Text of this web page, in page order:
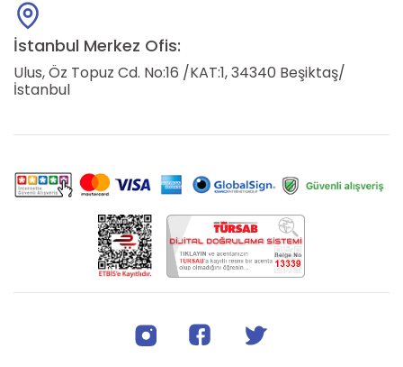
İstanbul Merkez Ofis:
Ulus, Öz Topuz Cd. No:16 /KAT:1, 34340 Beşiktaş/
İstanbul